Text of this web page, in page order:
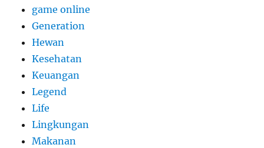
game online
Generation
Hewan
Kesehatan
Keuangan
Legend
Life
Lingkungan
Makanan